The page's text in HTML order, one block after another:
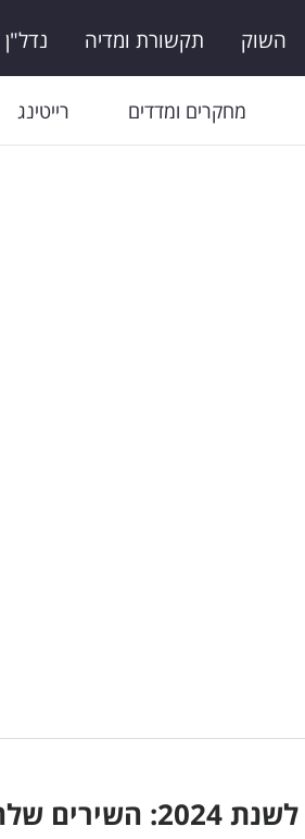
השוק תקשורת ומדיה נדל"ן
מחקרים ומדדים רייטינג
לשנת 2024: השירים שלה כבשו את המדינה